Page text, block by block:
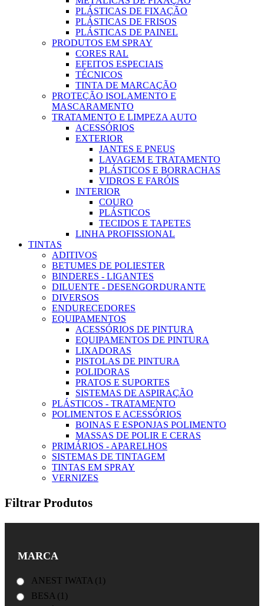
PLÁSTICAS DE FIXAÇÃO
PLÁSTICAS DE FRISOS
PLÁSTICAS DE PAINEL
PRODUTOS EM SPRAY
CORES RAL
EFEITOS ESPECIAIS
TÉCNICOS
TINTA DE MARCAÇÃO
PROTEÇÃO ISOLAMENTO E
MASCARAMENTO
TRATAMENTO E LIMPEZA AUTO
ACESSÓRIOS
EXTERIOR
JANTES E PNEUS
LAVAGEM E TRATAMENTO
PLÁSTICOS E BORRACHAS
VIDROS E FARÓIS
INTERIOR
COURO
PLÁSTICOS
TECIDOS E TAPETES
LINHA PROFISSIONAL
TINTAS
ADITIVOS
BETUMES DE POLIESTER
BINDERES - LIGANTES
DILUENTE - DESENGORDURANTE
DIVERSOS
ENDURECEDORES
EQUIPAMENTOS
ACESSÓRIOS DE PINTURA
EQUIPAMENTOS DE PINTURA
LIXADORAS
PISTOLAS DE PINTURA
POLIDORAS
PRATOS E SUPORTES
SISTEMAS DE ASPIRAÇÃO
PLÁSTICOS - TRATAMENTO
POLIMENTOS E ACESSÓRIOS
BOINAS E ESPONJAS POLIMENTO
MASSAS DE POLIR E CERAS
PRIMÁRIOS - APARELHOS
SISTEMAS DE TINTAGEM
TINTAS EM SPRAY
VERNIZES
Filtrar Produtos
MARCA
ANEST IWATA (1)
BESA (1)